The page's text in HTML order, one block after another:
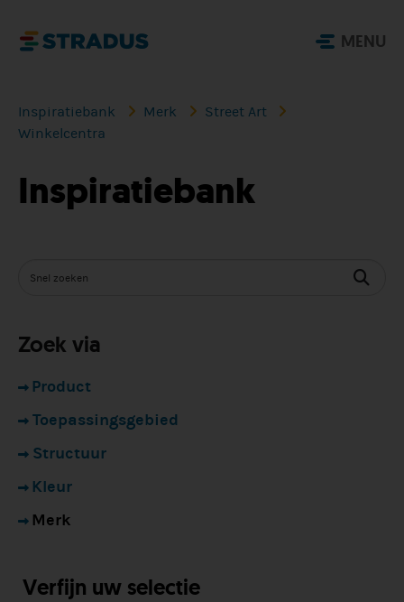
MENU
Inspiratiebank Merk
Street Art
Winkelcentra
Inspiratiebank
Zoek via
Product
Toepassingsgebied
Structuur
Kleur
Merk
Verfijn uw selectie